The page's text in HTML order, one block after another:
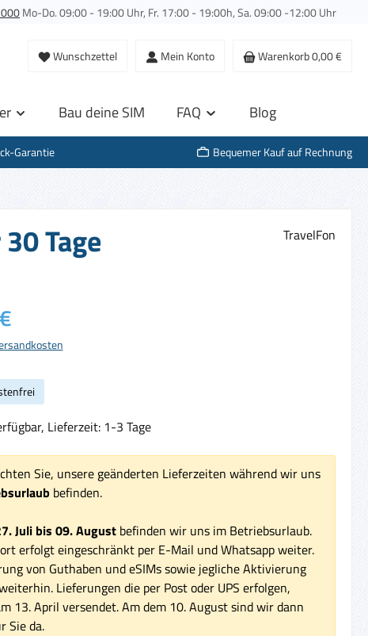
Mo-Do. 09:00 - 19:00 Uhr, Fr. 17:00 - 19:00h, Sa. 09:00 -12:00 Uhr
Wunschzettel Mein Konto Warenkorb0,00 €
Bau deine SIM FAQ Blog
Garantie
Bequemer Kauf auf Rechnung
Tage TravelFon
Lieferzeit: 1-3 Tage
Sie, unsere geänderten Lieferzeiten während wir uns
befinden.
Juli bis 09. Augustbefinden wir uns im Betriebsurlaub.
erfolgt eingeschränkt per E-Mail und Whatsapp weiter.
von Guthaben und eSIMs sowie jegliche Aktivierung
Lieferungen die per Post oder UPS erfolgen,
13. April versendet. Am dem 10. August sind wir dann
Sie da.